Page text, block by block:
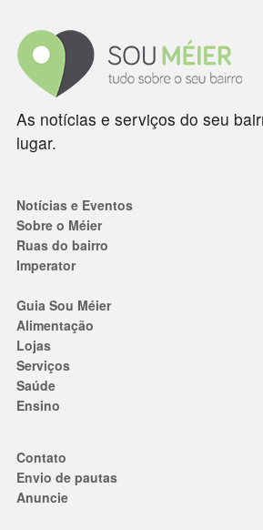
As notícias e serviços do seu
lugar.
Notícias e Eventos
Sobre o Méier
Ruas do bairro
Imperator
Guia Sou Méier
Alimentação
Lojas
Serviços
Saúde
Ensino
Contato
Envio de pautas
Anuncie